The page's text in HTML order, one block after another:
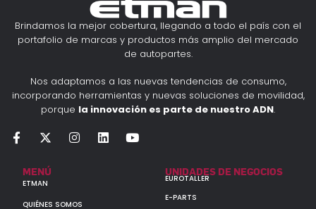
Brindamos la mejor cobertura, llegando a todo el país con el
portafolio de marcas y productos más amplio del mercado
de autopartes.
Nos adaptamos a las nuevas tendencias de consumo,
incorporando herramientas y nuevas soluciones de movilidad,
porque la innovación es parte de nuestro ADN.
MENÚ
ETMAN
QUIÉNES SOMOS
UNIDADES DE NEGOCIOS
EUROTALLER
E-PARTS